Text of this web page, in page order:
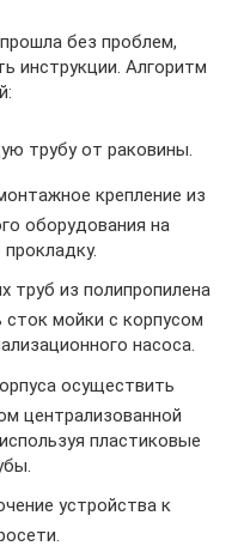
без проблем,
инструкции. Алгоритм
трубу от раковины.
крепление из
оборудования на
из полипропилена
мойки с корпусом
насоса.
осуществить
централизованной
пластиковые
устройства к